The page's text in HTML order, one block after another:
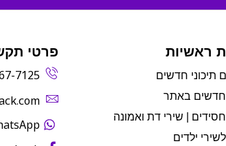
ראשיות
תיכוני חדשים
חדשים באתר
| שירי דת ואמונה
ילדים
פרטי
7125